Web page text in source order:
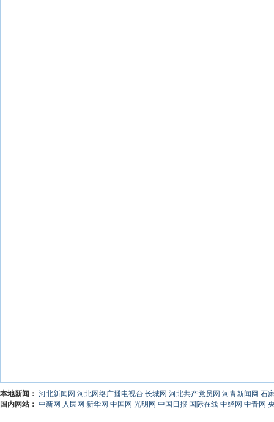
本地新闻： 河北新闻网 河北网络广播电视台 长城网 河北共产党员网 河青新闻网 石
国内网站： 中新网 人民网 新华网 中国网 光明网 中国日报 国际在线 中经网 中青网